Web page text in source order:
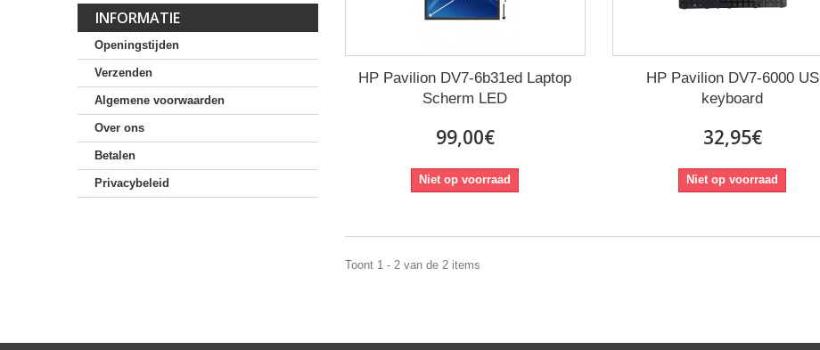
INFORMATIE
Openingstijden
Verzenden
Algemene voorwaarden
Over ons
Betalen
Privacybeleid
HP Pavilion DV7-6b31ed Laptop
Scherm LED
99,00€
Niet op voorraad
HP Pavilion DV7-6000 US
keyboard
32,95€
Niet op voorraad
Toont 1 - 2 van de 2 items